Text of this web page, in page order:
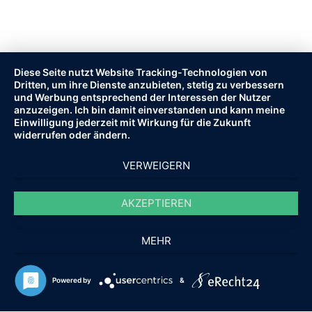
zum Kauf oder Verkauf Ihrer Immobilie in Erfurt, Weimar, Gotha
kompetent zu unterstützen!
FAQ IMPRESSUM
AGB
Diese Seite nutzt Website Tracking-Technologien von
Dritten, um ihre Dienste anzubieten, stetig zu verbessern
und Werbung entsprechend der Interessen der Nutzer
anzuzeigen. Ich bin damit einverstanden und kann meine
Einwilligung jederzeit mit Wirkung für die Zukunft
widerrufen oder ändern.
VERWEIGERN
AKZEPTIEREN
MEHR
Powered by &